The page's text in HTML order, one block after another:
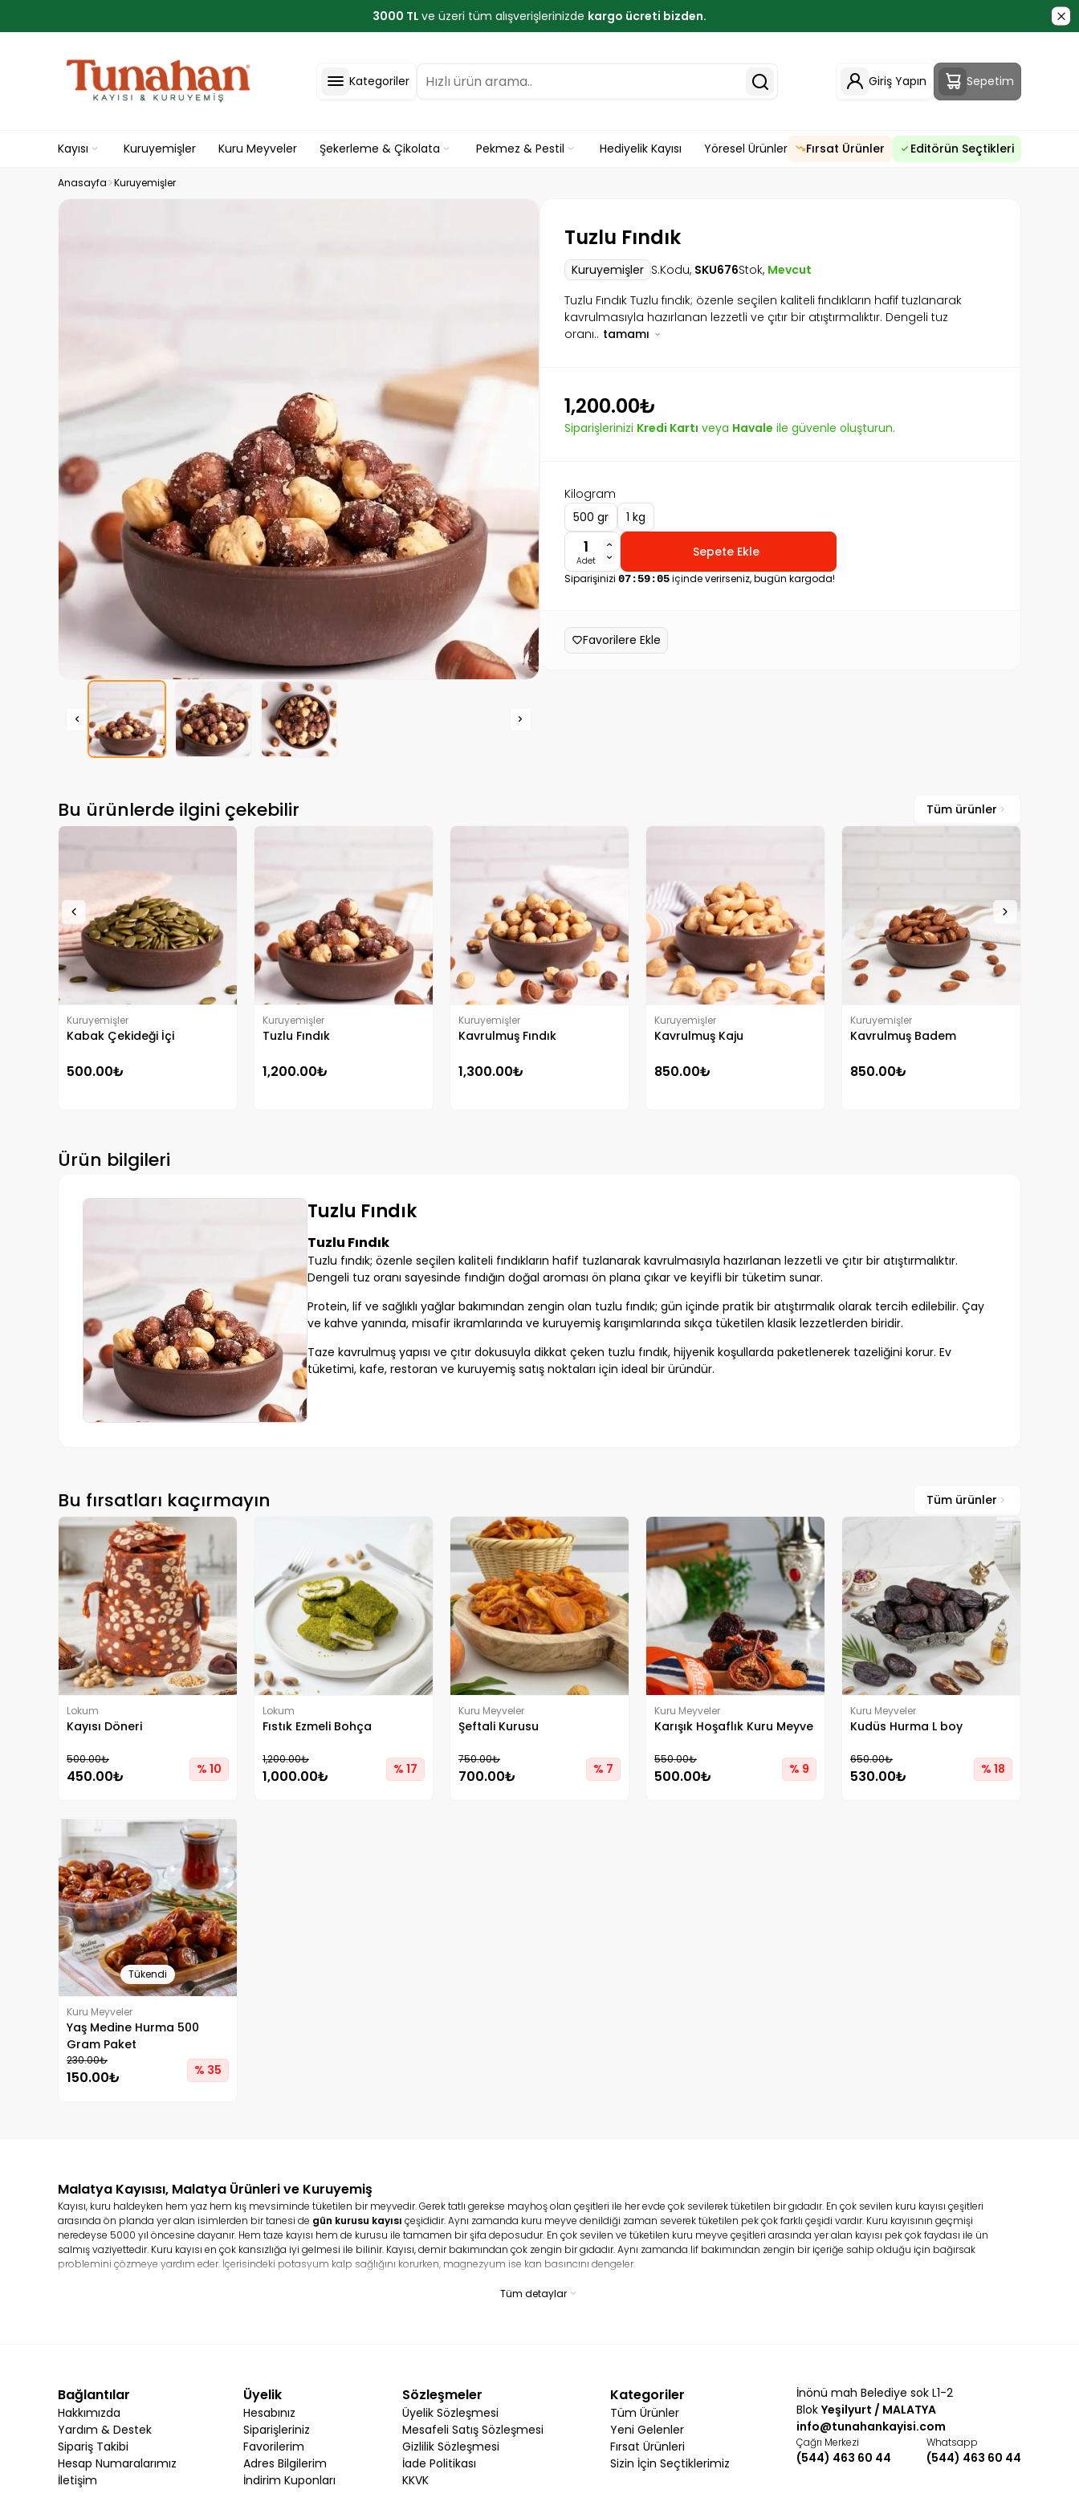
3000 TL ve üzeri tüm alışverişlerinizde kargo ücreti bizden.
Kategoriler Giriş Yapın Sepetim
Kayısı Kuruyemişler Kuru Meyveler Şekerleme & Çikolata Pekmez & Pestil Hediyelik Kayısı Yöresel Ürünler Fırsat Ürünler Editörün Seçtikleri
Anasayfa Kuruyemişler
Tuzlu Fındık
Kuruyemişler S.Kodu, SKU676Stok, Mevcut
Tuzlu Fındık Tuzlu fındık; özenle seçilen kaliteli fındıkların hafif tuzlanarak
kavrulmasıyla hazırlanan lezzetli ve çıtır bir atıştırmalıktır. Dengeli tuz
oranı.. tamamı
1,200.00₺
Siparişlerinizi Kredi Kartı veya Havale ile güvenle oluşturun.
Kilogram
500 gr
1 kg
Adet
Sepete Ekle
Siparişinizi 07:59:04içinde verirseniz, bugün kargoda!
Favorilere Ekle
Bu ürünlerde ilgini çekebilir Tüm ürünler
Kuruyemişler
Kabak Çekideği İçi
500.00₺
Kuruyemişler
Tuzlu Fındık
1,200.00₺
Kuruyemişler
Kavrulmuş Fındık
1,300.00₺
Kuruyemişler
Kavrulmuş Kaju
850.00₺
Kuruyemişler
Kavrulmuş Badem
850.00₺
Ürün bilgileri
Tuzlu Fındık
Tuzlu Fındık
Tuzlu fındık; özenle seçilen kaliteli fındıkların hafif tuzlanarak kavrulmasıyla hazırlanan lezzetli ve çıtır bir atıştırmalıktır.
Dengeli tuz oranı sayesinde fındığın doğal aroması ön plana çıkar ve keyifli bir tüketim sunar.
Protein, lif ve sağlıklı yağlar bakımından zengin olan tuzlu fındık; gün içinde pratik bir atıştırmalık olarak tercih edilebilir. Çay
ve kahve yanında, misafir ikramlarında ve kuruyemiş karışımlarında sıkça tüketilen klasik lezzetlerden biridir.
Taze kavrulmuş yapısı ve çıtır dokusuyla dikkat çeken tuzlu fındık, hijyenik koşullarda paketlenerek tazeliğini korur. Ev
tüketimi, kafe, restoran ve kuruyemiş satış noktaları için ideal bir üründür.
Bu fırsatları kaçırmayın Tüm ürünler
Lokum
Kayısı Döneri
500.00₺
450.00₺ % 10
Lokum
Fıstık Ezmeli Bohça
1,200.00₺
1,000.00₺ % 17
Kuru Meyveler
Şeftali Kurusu
750.00₺
700.00₺ % 7
Kuru Meyveler
Karışık Hoşaflık Kuru Meyve
550.00₺
500.00₺ % 9
Kuru Meyveler
Kudüs Hurma L boy
650.00₺
530.00₺ % 18
Tükendi
Kuru Meyveler
Yaş Medine Hurma 500
Gram Paket
230.00₺
150.00₺ % 35
Malatya Kayısısı, Malatya Ürünleri ve Kuruyemiş
Kayısı, kuru haldeyken hem yaz hem kış mevsiminde tüketilen bir meyvedir. Gerek tatlı gerekse mayhoş olan çeşitleri ile her evde çok sevilerek tüketilen bir gıdadır. En çok sevilen kuru kayısı çeşitleri
arasında ön planda yer alan isimlerden bir tanesi de gün kurusu kayısı çeşididir. Aynı zamanda kuru meyve denildiği zaman severek tüketilen pek çok farklı çeşidi vardır. Kuru kayısının geçmişi
neredeyse 5000 yıl öncesine dayanır. Hem taze kayısı hem de kurusu ile tamamen bir şifa deposudur. En çok sevilen ve tüketilen kuru meyve çeşitleri arasında yer alan kayısı pek çok faydası ile ün
salmış vaziyettedir. Kuru kayısı en çok kansızlığa iyi gelmesi ile bilinir. Kayısı, demir bakımından çok zengin bir gıdadır. Aynı zamanda lif bakımından zengin bir içeriğe sahip olduğu için bağırsak
problemini çözmeye yardım eder. İçerisindeki potasyum kalp sağlığını korurken, magnezyum ise kan basıncını dengeler.
Kuru Kayısı Nasıl Muhafaza Edilir?
Kuru kayısının salkım türünün kuru ve serin bir ortamda saklanması gerekir. Bu tür unsurlar ürünlerin bozulmadan daha sağlıklı ve taze bir tüketilmesine imkan tanır.Hediyelik kuru kayısı
hava sirkülasyonunun bulunmadığı ve ağzı sıkıca kapatılan kaplarda muhafaza edilir ise ürünler o denli iyi oranda korunur. Aynı zamanda ürünleri buzdolabında da saklayarak bozulmasına engel
olabilirsiniz.
Kuru Kayısının Buzdolabında Saklanma Koşulları
Tüm detaylar
Bağlantılar
Hakkımızda
Yardım & Destek
Sipariş Takibi
Hesap Numaralarımız
İletişim
Üyelik
Hesabınız
Siparişleriniz
Favorilerim
Adres Bilgilerim
İndirim Kuponları
Sözleşmeler
Üyelik Sözleşmesi
Mesafeli Satış Sözleşmesi
Gizlilik Sözleşmesi
İade Politikası
KKVK
Kategoriler
Tüm Ürünler
Yeni Gelenler
Fırsat Ürünleri
Sizin İçin Seçtiklerimiz
İnönü mah Belediye sok L1-2
BlokYeşilyurt / MALATYA
info@tunahankayisi.com
Çağrı Merkezi
(544) 463 60 44
Whatsapp
(544) 463 60 44